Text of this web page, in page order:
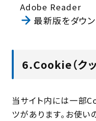
Adobe Reader
最新版をダウ
6.Cookie（ク
当サイト内には一部
ツがあります。お使